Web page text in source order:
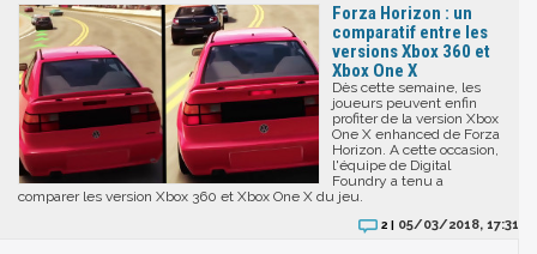
Forza Horizon : un
comparatif entre les
versions Xbox 360 et
Xbox One X
Dès cette semaine, les
joueurs peuvent enfin
profiter de la version Xbox
One X enhanced de Forza
Horizon. A cette occasion,
l'équipe de Digital
Foundry a tenu a
comparer les version Xbox 360 et Xbox One X du jeu.
2 | 05/03/2018, 17:31